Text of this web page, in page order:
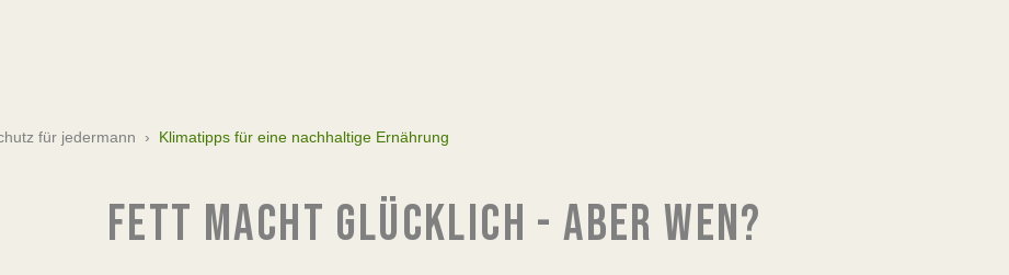
für jedermann › Klimatipps für eine nachhaltige Ernährung
FETT MACHT GLÜCKLICH - ABER WEN?